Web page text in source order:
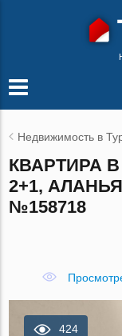
Недвижимость в
КВАРТИРА В
2+1,
№158718
424